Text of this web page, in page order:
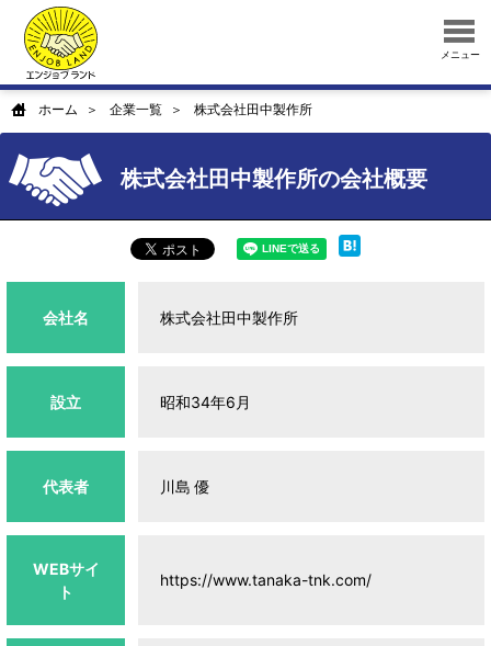
メニュー
ホーム 企業一覧 株式会社田中製作所
株式会社田中製作所の会社概要
会社名 株式会社田中製作所
設立 昭和34年6月
代表者 川島 優
WEBサイ
ト
https://www.tanaka-tnk.com/